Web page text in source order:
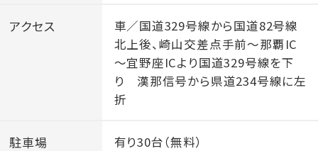
皆様のご来館を心よりお待ちしております。
アクセス
車／国道329号線から国道82号線
北上後、崎山交差点手前～那覇IC
～宜野座ICより国道329号線を下
り 漢那信号から県道234号線に左
折
駐車場 有り30台（無料）